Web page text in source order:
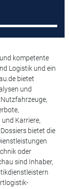
kompetente
Logistik und ein
bietet
und
Karriere,
bietet die
oder
sind Inhaber,